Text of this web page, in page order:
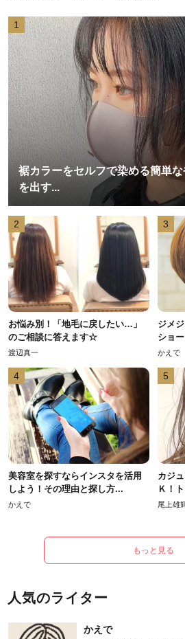
1
裾カラーをセルフで染める簡単
を出す...
2
お悩み別！「地毛に戻したい…」
のご相談に答えます☆
渡辺真一
3
ジメ
ショ
かえで
4
美容室を探すならインスタを活用
しよう！その理由と探し方...
かえで
5
カジ
Ｋ！
尾上雄
もっと見る
人気のライター
かえで